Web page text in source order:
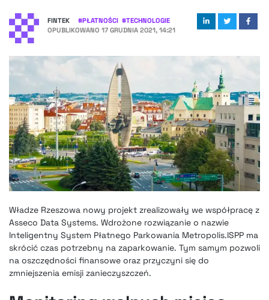
FINTEK #PŁATNOŚCI #TECHNOLOGIE
OPUBLIKOWANO 17 GRUDNIA 2021, 14:21
Władze Rzeszowa nowy projekt zrealizowały we współpracę z
Asseco Data Systems. Wdrożone rozwiązanie o nazwie
Inteligentny System Płatnego Parkowania Metropolis.ISPP ma
skrócić czas potrzebny na zaparkowanie. Tym samym pozwoli
na oszczędności finansowe oraz przyczyni się do
zmniejszenia emisji zanieczyszczeń.